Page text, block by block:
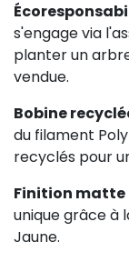
s'engage via
planter un
vendue.
Bobine
du filament
recyclés pour
Finition matte
unique grâce à
Jaune.